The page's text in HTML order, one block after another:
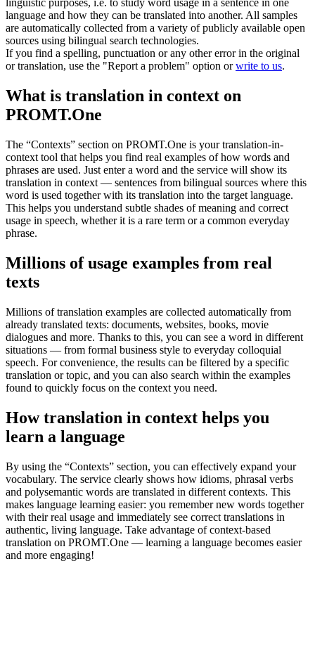
linguistic purposes, i.e. to study word usage in a sentence in one
language and how they can be translated into another. All samples
are automatically collected from a variety of publicly available open
sources using bilingual search technologies.
If you find a spelling, punctuation or any other error in the original
or translation, use the "Report a problem" option orwrite to us.
What is translation in context on
PROMT.One
The “Contexts” section on PROMT.One is your translation-in-
context tool that helps you find real examples of how words and
phrases are used. Just enter a word and the service will show its
translation in context — sentences from bilingual sources where this
word is used together with its translation into the target language.
This helps you understand subtle shades of meaning and correct
usage in speech, whether it is a rare term or a common everyday
phrase.
Millions of usage examples from real
texts
Millions of translation examples are collected automatically from
already translated texts: documents, websites, books, movie
dialogues and more. Thanks to this, you can see a word in different
situations — from formal business style to everyday colloquial
speech. For convenience, the results can be filtered by a specific
translation or topic, and you can also search within the examples
found to quickly focus on the context you need.
How translation in context helps you
learn a language
By using the “Contexts” section, you can effectively expand your
vocabulary. The service clearly shows how idioms, phrasal verbs
and polysemantic words are translated in different contexts. This
makes language learning easier: you remember new words together
with their real usage and immediately see correct translations in
authentic, living language. Take advantage of context-based
translation on PROMT.One — learning a language becomes easier
and more engaging!